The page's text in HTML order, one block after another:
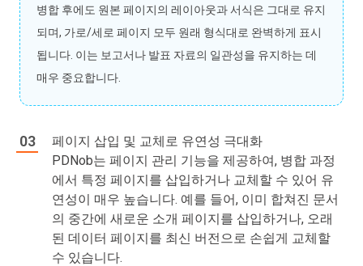
병합 후에도 원본 페이지의 레이아웃과 서식은 그대로 유지
되며, 가로/세로 페이지 모두 원래 형식대로 완벽하게 표시
됩니다. 이는 보고서나 발표 자료의 일관성을 유지하는 데
매우 중요합니다.
페이지 삽입 및 교체로 유연성 극대화
PDNob는 페이지 관리 기능을 제공하여, 병합 과정
에서 특정 페이지를 삽입하거나 교체할 수 있어 유
연성이 매우 높습니다. 예를 들어, 이미 합쳐진 문서
의 중간에 새로운 소개 페이지를 삽입하거나, 오래
된 데이터 페이지를 최신 버전으로 손쉽게 교체할
수 있습니다.